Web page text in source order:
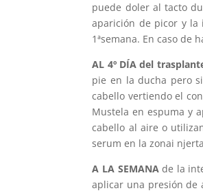
puede doler al tacto
aparición de picor y la
1ªsemana. En caso de
AL 4º DÍA del
pie en la ducha pero
cabello vertiendo el
Mustela en espuma y
cabello al aire o
serum en la zonai
A LA SEMANAde la
aplicar una presión de